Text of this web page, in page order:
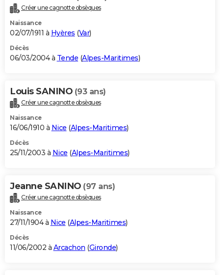
Créer une cagnotte obsèques
Naissance
02/07/1911 à Hyères (Var)
Décès
06/03/2004 à Tende (Alpes-Maritimes)
Louis SANINO (93 ans)
Créer une cagnotte obsèques
Naissance
16/06/1910 à Nice (Alpes-Maritimes)
Décès
25/11/2003 à Nice (Alpes-Maritimes)
Jeanne SANINO (97 ans)
Créer une cagnotte obsèques
Naissance
27/11/1904 à Nice (Alpes-Maritimes)
Décès
11/06/2002 à Arcachon (Gironde)